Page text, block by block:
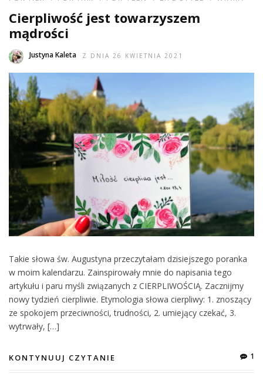
Cierpliwość jest towarzyszem
mądrości
Justyna Kaleta Z DNIA 26 KWIETNIA 2021
Takie słowa św. Augustyna przeczytałam dzisiejszego poranka
w moim kalendarzu. Zainspirowały mnie do napisania tego
artykułu i paru myśli związanych z CIERPLIWOŚCIĄ. Zacznijmy
nowy tydzień cierpliwie. Etymologia słowa cierpliwy: 1. znoszący
ze spokojem przeciwności, trudności, 2. umiejący czekać, 3.
wytrwały, […]
KONTYNUUJ CZYTANIE 1